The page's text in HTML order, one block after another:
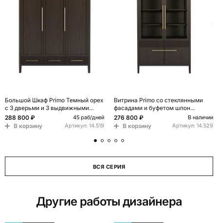
Большой Шкаф Primo Темный орех
с 3 дверьми и 3 выдвижными
ящиками
288 800 ₽ 45 раб/дней
В корзину Артикул: 14.519
Витрина Primo со стеклянными
фасадами и буфетом шпон
Темный орех
276 800 ₽ В наличии
В корзину Артикул: 14.529
ВСЯ СЕРИЯ
Другие работы дизайнера